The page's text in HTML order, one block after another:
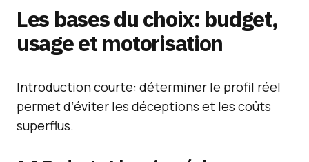
Les bases du choix: budget,
usage et motorisation
Introduction courte: déterminer le profil réel
permet d’éviter les déceptions et les coûts
superflus.